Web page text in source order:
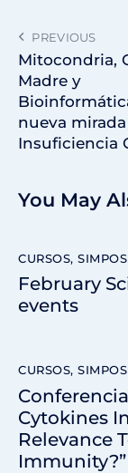
PREVIOUS
Mitocondria,
Madre y
nueva
Insuficiencia
You May
CURSOS,
February
events
CURSOS,
Cytokines
Relevance
Immunity?”